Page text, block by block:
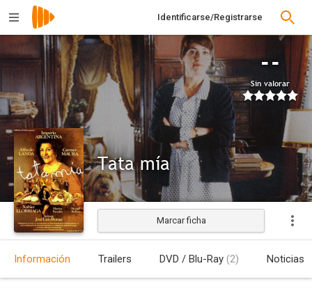
Identificarse/Registrarse
--
Sin valorar
Tata mía
Estrenada
Marcar ficha
Información Trailers DVD / Blu-Ray (2) Noticias